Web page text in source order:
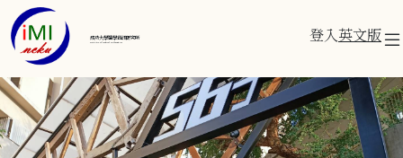
成功大學醫學資訊研究所
Institute of Medical Informatics 登入英文版